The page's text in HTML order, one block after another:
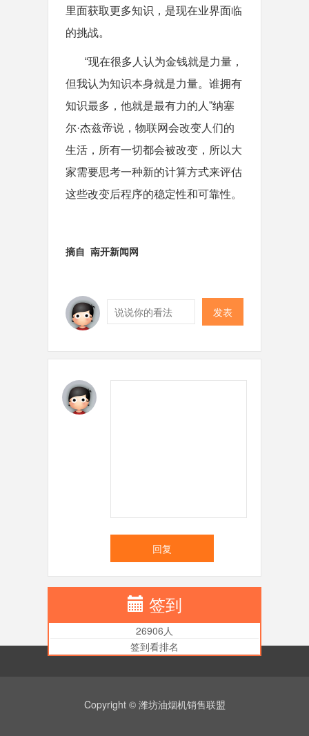
里面获取更多知识，是现在业界面临
的挑战。
“现在很多人认为金钱就是力量，
但我认为知识本身就是力量。谁拥有
知识最多，他就是最有力的人”纳塞
尔·杰兹帝说，物联网会改变人们的
生活，所有一切都会被改变，所以大
家需要思考一种新的计算方式来评估
这些改变后程序的稳定性和可靠性。
摘自 南开新闻网
发表
回复
签到
26906人
签到看排名
Copyright © 潍坊油烟机销售联盟